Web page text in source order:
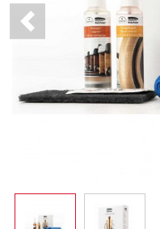
Previous